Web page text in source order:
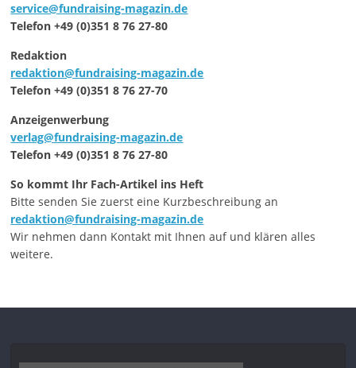
service@fundraising-magazin.de
Telefon +49 (0)351 8 76 27-80
Redaktion
redaktion@fundraising-magazin.de
Telefon +49 (0)351 8 76 27-70
Anzeigenwerbung
verlag@fundraising-magazin.de
Telefon +49 (0)351 8 76 27-80
So kommt Ihr Fach-Artikel ins Heft
Bitte senden Sie zuerst eine Kurzbeschreibung an
redaktion@fundraising-magazin.de
Wir nehmen dann Kontakt mit Ihnen auf und klären alles
weitere.